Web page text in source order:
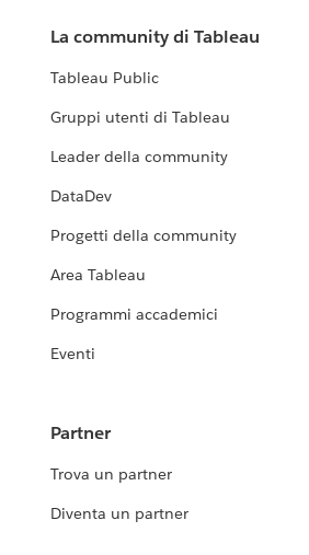
La community di Tableau
Tableau Public
Gruppi utenti di Tableau
Leader della community
DataDev
Progetti della community
Area Tableau
Programmi accademici
Eventi
Partner
Trova un partner
Diventa un partner